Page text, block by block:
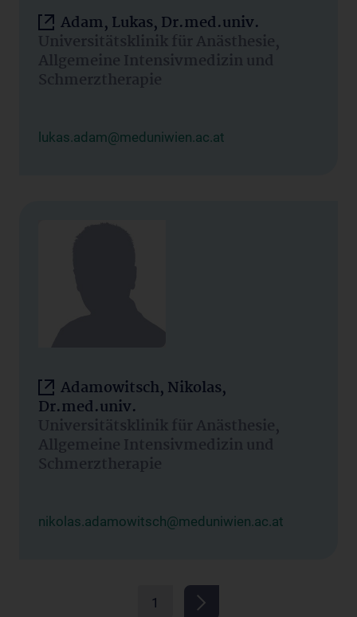
Adam, Lukas, Dr.med.univ.
Universitätsklinik für Anästhesie,
Allgemeine Intensivmedizin und
Schmerztherapie
lukas.adam@meduniwien.ac.at
Adamowitsch, Nikolas,
Dr.med.univ.
Universitätsklinik für Anästhesie,
Allgemeine Intensivmedizin und
Schmerztherapie
nikolas.adamowitsch@meduniwien.ac.at
1